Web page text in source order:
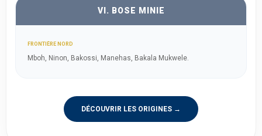
VI. BOSE MINIE
FRONTIÈRE NORD
Mboh, Ninon, Bakossi, Manehas, Bakala Mukwele.
DÉCOUVRIR LES ORIGINES →